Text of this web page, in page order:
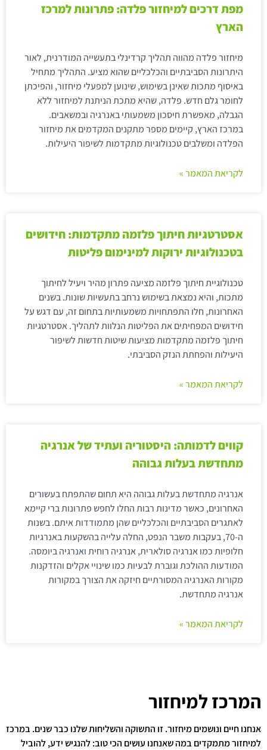
מפת דרכים למיחזור פלדה: פתרונות למרכז
הארץ
מיחזור פלדה מהווה תהליך קרדינלי בתעשייה המודרנית, לאור
היתרונות הסביבתיים והכלכליים שהוא מציע. התהליך מתחיל
באיסוף מתכות שאינן בשימוש, שינוען למפעלי מיחזור, והפיכתן
לחומר גלם חדש. פלדה, שהיא מתכת הניתנת למיחזור ללא
הגבלה, מאפשרת חיסכון משמעותי באנרגיה ובמשאבים.
במרכז הארץ, קיימים מספר מתקנים המקדמים את מיחזור
הפלדה ומשלבים טכנולוגיות מתקדמות לשיפור היעילות.
לקריאת המאמר »
אסטרטגיות חיתוך פלזמה מתקדמות: חידושים
בטכנולוגיות ירוקות למינימום פליטות
טכנולוגיית חיתוך פלזמה מציעה פתרון מהיר ויעיל לחיתוך
מתכות, והיא נמצאת בשימוש נרחב בתעשיות שונות. בשנים
האחרונות, חלו התפתחויות משמעותיות בתחום זה, עם דגש על
חידושים המפחיתים את הפליטות הנלוות לתהליך. אסטרטגיות
חיתוך פלזמה מתקדמות מציעות שיטות חדשות לשיפור
היעילות והפחתת הנזק הסביבתי.
לקריאת המאמר »
קווים לדמותה: היסטוריה ועתיד של אנרגיה
מתחדשת בעלות גבוהה
אנרגיה מתחדשת בעלות גבוהה היא תחום שהתפתח בעשורים
האחרונים, כאשר מדינות רבות החלו לחפש פתרונות ברי קיימא
לאתגרים הסביבתיים והכלכליים שהן מתמודדות איתם. בשנות
ה-70, בעקבות משבר הנפט, החלה עלייה בהשקעות באנרגיות
חלופיות כמו אנרגיה סולארית, אנרגיה רוחית ואנרגיה ביומסה.
המודעות ההולכת וגוברת לבעיות כמו שינויי אקלים והזדקנות
מקורות האנרגיה המסורתיים חיזקה את הצורך במקורות
אנרגיה מתחדשת.
לקריאת המאמר »
המרכז למיחזור
אנחנו חיים ונושמים מיחזור. זו התשוקה והשליחות שלנו כבר שנים. במרכז
למיחזור מתמקדים במה שאנחנו עושים הכי טוב: להנגיש ידע, להוביל